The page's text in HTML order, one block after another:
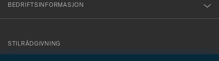
BEDRIFTSINFORMASJON
info@careofcarl.no
STILRÅDGIVNING